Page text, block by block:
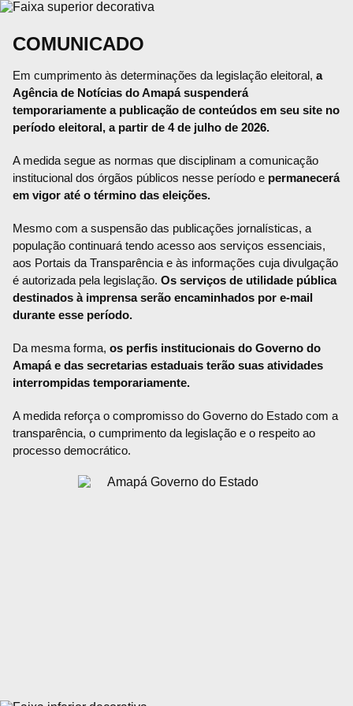
COMUNICADO
Em cumprimento às determinações da legislação eleitoral, a
Agência de Notícias do Amapá suspenderá
temporariamente a publicação de conteúdos em seu site no
período eleitoral, a partir de 4 de julho de 2026.
A medida segue as normas que disciplinam a comunicação
institucional dos órgãos públicos nesse período e permanecerá
em vigor até o término das eleições.
Mesmo com a suspensão das publicações jornalísticas, a
população continuará tendo acesso aos serviços essenciais,
aos Portais da Transparência e às informações cuja divulgação
é autorizada pela legislação. Os serviços de utilidade pública
destinados à imprensa serão encaminhados por e-mail
durante esse período.
Da mesma forma, os perfis institucionais do Governo do
Amapá e das secretarias estaduais terão suas atividades
interrompidas temporariamente.
A medida reforça o compromisso do Governo do Estado com a
transparência, o cumprimento da legislação e o respeito ao
processo democrático.